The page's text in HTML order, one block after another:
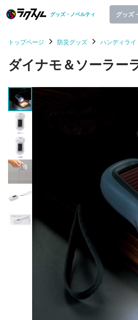
グッズ・ノベルティ グッズ
トップページ 防災グッズ ハンディライ
ダイナモ＆ソーラー